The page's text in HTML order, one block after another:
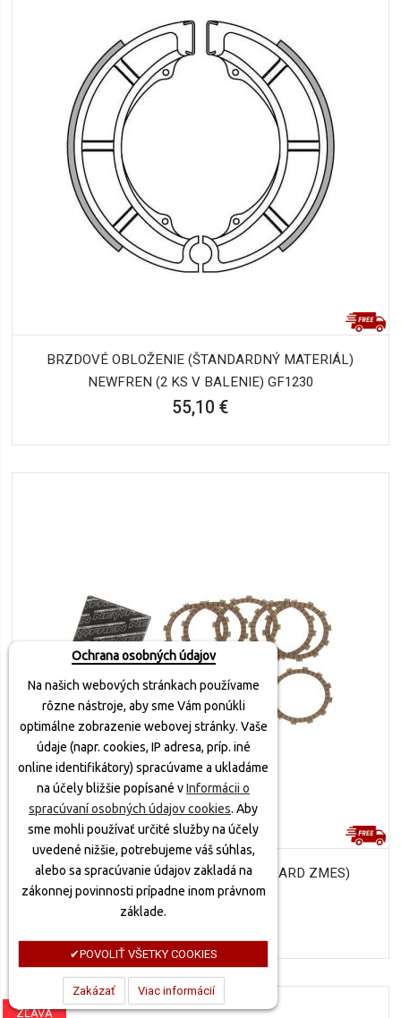
Ochrana osobných údajov
Na našich webových stránkach používame
rôzne nástroje, aby sme Vám ponúkli
optimálne zobrazenie webovej stránky. Vaše
údaje (napr. cookies, IP adresa, príp. iné
online identifikátory) spracúvame a ukladáme
na účely bližšie popísané vInformácii o
spracúvaní osobných údajov cookies. Aby
sme mohli používať určité služby na účely
uvedené nižšie, potrebujeme váš súhlas,
alebo sa spracúvanie údajov zakladá na
zákonnej povinnosti prípadne inom právnom
základe.
POVOLIŤ VŠETKY COOKIES
Zakázať Viac informácií
BRZDOVÉ OBLOŽENIE (ŠTANDARDNÝ MATERIÁL)
NEWFREN (2 KS V BALENIE) GF1230
55,10 €
SADA SPOJKOVÝCH LAMIEL (ŠTANDARD ZMES)
NEWFREN (7 KS)
ZĽAVA